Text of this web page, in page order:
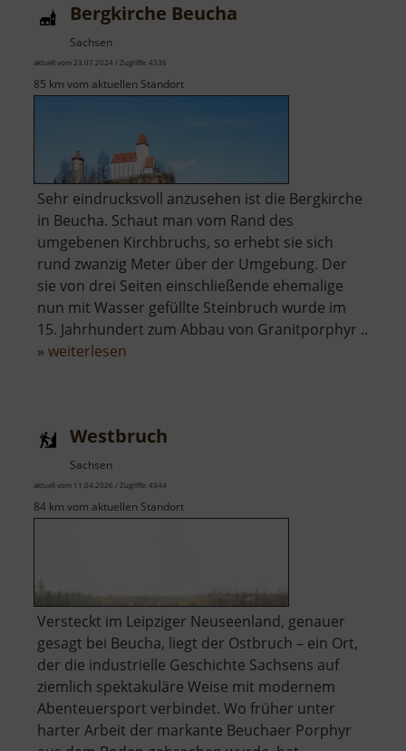
Bergkirche Beucha
Sachsen
aktuell vom 23.07.2024 / Zugriffe: 4336
85 km vom aktuellen Standort
Sehr eindrucksvoll anzusehen ist die Bergkirche
in Beucha. Schaut man vom Rand des
umgebenen Kirchbruchs, so erhebt sie sich
rund zwanzig Meter über der Umgebung. Der
sie von drei Seiten einschließende ehemalige
nun mit Wasser gefüllte Steinbruch wurde im
15. Jahrhundert zum Abbau von Granitporphyr ..
» weiterlesen
Westbruch
Sachsen
aktuell vom 11.04.2026 / Zugriffe: 4344
84 km vom aktuellen Standort
Versteckt im Leipziger Neuseenland, genauer
gesagt bei Beucha, liegt der Ostbruch – ein Ort,
der die industrielle Geschichte Sachsens auf
ziemlich spektakuläre Weise mit modernem
Abenteuersport verbindet. Wo früher unter
harter Arbeit der markante Beuchaer Porphyr